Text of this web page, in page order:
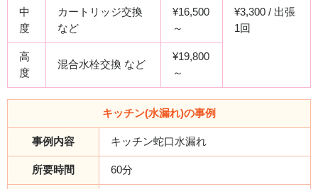
¥3,300 / 出張
1回
中
度
カートリッジ交換
など
¥16,500
～
高
度
混合水栓交換 など
¥19,800
～
キッチン(水漏れ)の事例
事例内容 キッチン蛇口水漏れ
所要時間 60分